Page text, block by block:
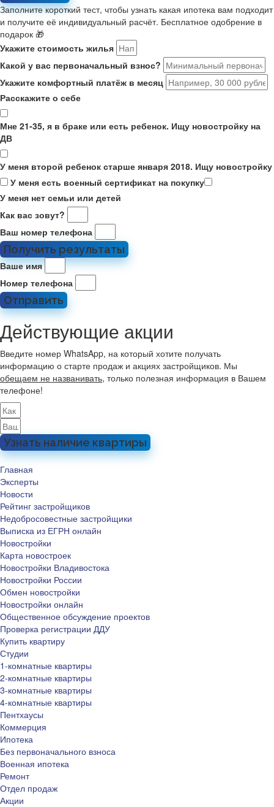
Заполните короткий тест, чтобы узнать какая ипотека вам подходит
и получите её индивидуальный расчёт. Бесплатное одобрение в
подарок 🎁
Укажите стоимость жилья
Какой у вас первоначальный взнос?
Укажите комфортный платёж в месяц
Расскажите о себе
Мне 21-35, я в браке или есть ребенок. Ищу новостройку на
ДВ
У меня второй ребенок старше января 2018. Ищу новостройку
У меня есть военный сертификат на покупку
У меня нет семьи или детей
Как вас зовут?
Ваш номер телефона
Получить результаты
Ваше имя
Номер телефона
Отправить
Действующие акции
Введите номер WhatsApp, на который хотите получать
информацию о старте продаж и акциях застройщиков. Мы
обещаем не названивать, только полезная информация в Вашем
телефоне!
Узнать наличие квартиры
Главная
Эксперты
Новости
Рейтинг застройщиков
Недобросовестные застройщики
Выписка из ЕГРН онлайн
Новостройки
Карта новостроек
Новостройки Владивостока
Новостройки России
Обмен новостройки
Новостройки онлайн
Общественное обсуждение проектов
Проверка регистрации ДДУ
Купить квартиру
Студии
1-комнатные квартиры
2-комнатные квартиры
3-комнатные квартиры
4-комнатные квартиры
Пентхаусы
Коммерция
Ипотека
Без первоначального взноса
Военная ипотека
Ремонт
Отдел продаж
Акции